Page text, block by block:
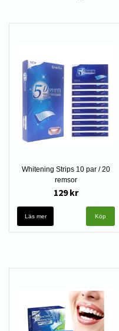
Whitening Strips 10 par / 20
remsor
129 kr
Läs mer